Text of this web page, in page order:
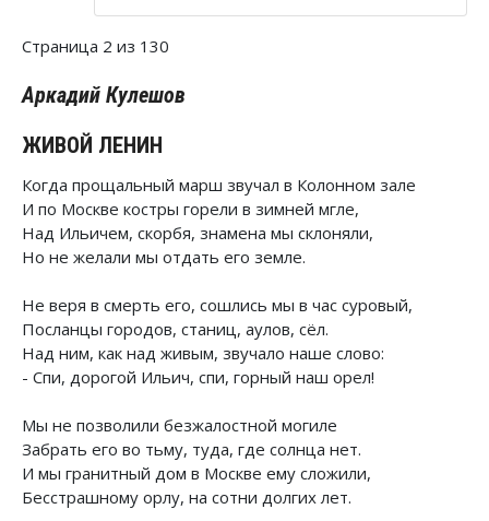
Страница 2 из 130
Аркадий Кулешов
ЖИВОЙ ЛЕНИН
Когда прощальный марш звучал в Колонном зале
И по Москве костры горели в зимней мгле,
Над Ильичем, скорбя, знамена мы склоняли,
Но не желали мы отдать его земле.
Не веря в смерть его, сошлись мы в час суровый,
Посланцы городов, станиц, аулов, сёл.
Над ним, как над живым, звучало наше слово:
- Спи, дорогой Ильич, спи, горный наш орел!
Мы не позволили безжалостной могиле
Забрать его во тьму, туда, где солнца нет.
И мы гранитный дом в Москве ему сложили,
Бесстрашному орлу, на сотни долгих лет.